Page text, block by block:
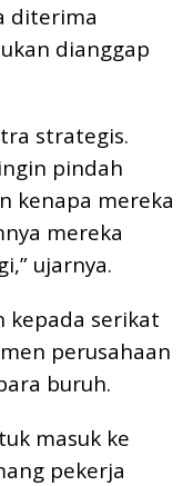
diterima
dianggap
strategis.
pindah
kenapa mereka
mereka
ujarnya.
kepada serikat
perusahaan
buruh.
masuk ke
pekerja